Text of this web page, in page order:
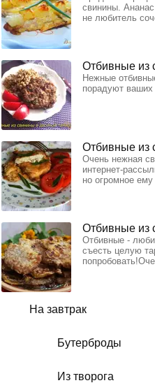
На завтрак
Бутерброды
Из творога
свинины.
не любитель
Отбивные из
Нежные
порадуют
Отбивные из
Очень нежная
интернет-
но огромное ему
Отбивные из
Отбивные -
съесть целую